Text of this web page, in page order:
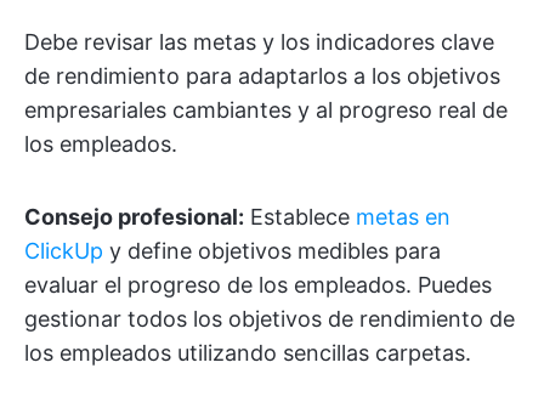
Debe revisar las metas y los indicadores clave
de rendimiento para adaptarlos a los objetivos
empresariales cambiantes y al progreso real de
los empleados.
Consejo profesional: Establece metas en
ClickUp y define objetivos medibles para
evaluar el progreso de los empleados. Puedes
gestionar todos los objetivos de rendimiento de
los empleados utilizando sencillas carpetas.